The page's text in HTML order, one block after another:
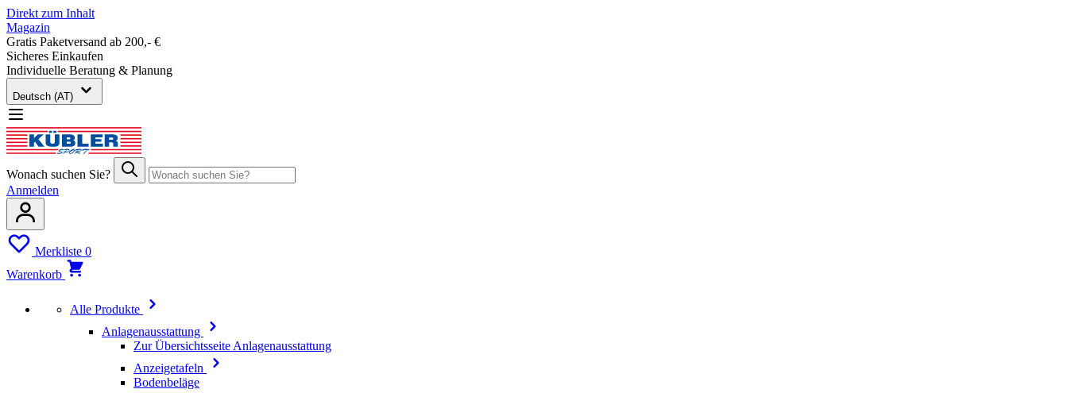
Direkt zum Inhalt
Magazin
Gratis Paketversand ab 200,- €
Sicheres Einkaufen
Individuelle Beratung & Planung
Deutsch (AT)
Wonach suchen Sie?
Anmelden
Merkliste 0
Warenkorb
Alle Produkte
Anlagenausstattung
Zur Übersichtsseite Anlagenausstattung
Anzeigetafeln
Bodenbeläge